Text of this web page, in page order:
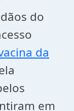
do
da
em